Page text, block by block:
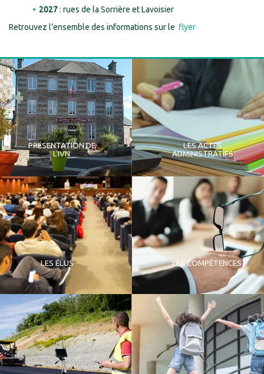
2027: rues de la Sorrière et Lavoisier
Retrouvez l’ensemble des informations sur le flyer
PRÉSENTATION DE
L'IVN
LES ACTES
ADMINISTRATIFS
LES ÉLUS LES COMPÉTENCES